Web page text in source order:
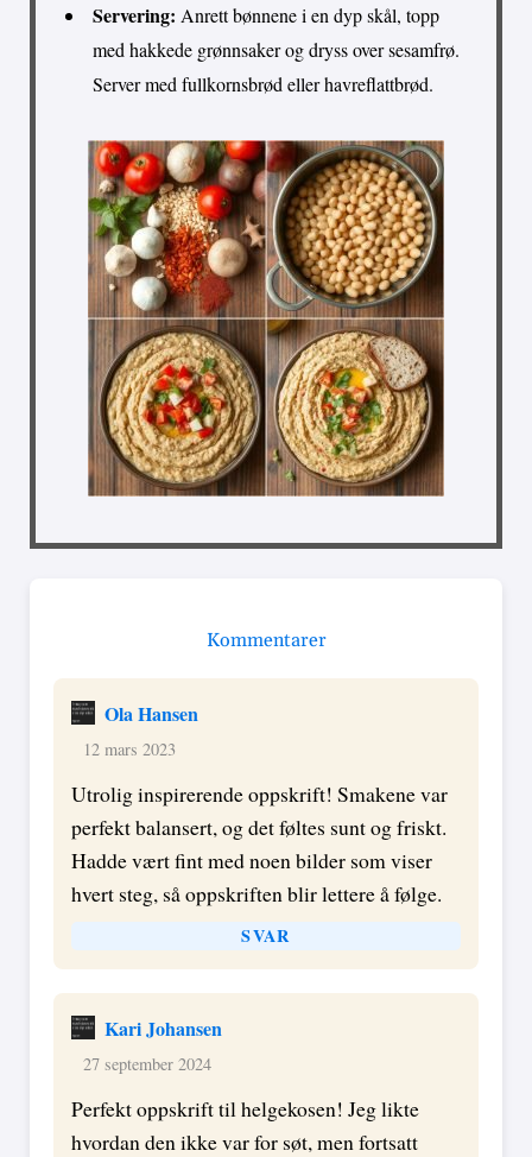
Servering: Anrett bønnene i en dyp skål, topp
med hakkede grønnsaker og dryss over sesamfrø.
Server med fullkornsbrød eller havreflattbrød.
Kommentarer
Ola Hansen
12 mars 2023
Utrolig inspirerende oppskrift! Smakene var
perfekt balansert, og det føltes sunt og friskt.
Hadde vært fint med noen bilder som viser
hvert steg, så oppskriften blir lettere å følge.
SVAR
Kari Johansen
27 september 2024
Perfekt oppskrift til helgekosen! Jeg likte
hvordan den ikke var for søt, men fortsatt